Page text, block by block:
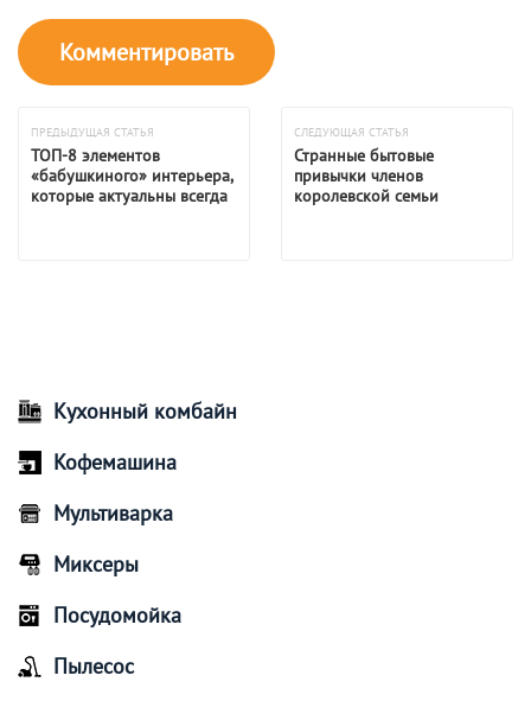
ПРЕДЫДУЩАЯ СТАТЬЯ
ТОП-8 элементов
«бабушкиного» интерьера,
которые актуальны всегда
СЛЕДУЮЩАЯ СТАТЬЯ
Странные бытовые
привычки членов
королевской семьи
Кухонный комбайн
Кофемашина
Мультиварка
Миксеры
Посудомойка
Пылесос